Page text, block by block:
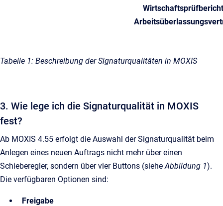
Tabelle 1: Beschreibung der Signaturqualitäten in MOXIS
3. Wie lege ich die Signaturqualität in MOXIS
fest?
Ab MOXIS 4.55 erfolgt die Auswahl der Signaturqualität beim
Anlegen eines neuen Auftrags nicht mehr über einen
Schieberegler, sondern über vier Buttons (sieheAbbildung 1).
Die verfügbaren Optionen sind:
Freigabe